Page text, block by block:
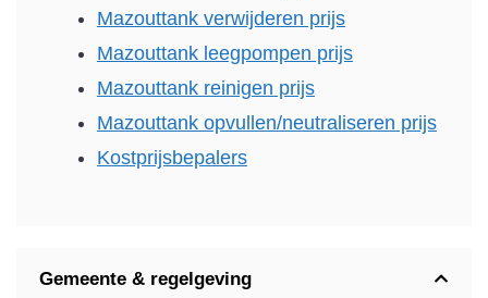
Mazouttank verwijderen prijs
Mazouttank leegpompen prijs
Mazouttank reinigen prijs
Mazouttank opvullen/neutraliseren prijs
Kostprijsbepalers
Gemeente & regelgeving